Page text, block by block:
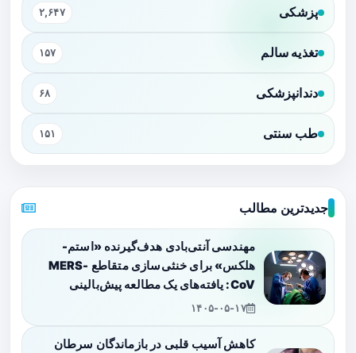
پزشکی ۲,۶۴۷
تغذیه سالم ۱۵۷
دندانپزشکی ۶۸
طب سنتی ۱۵۱
جدیدترین مطالب
مهندسی آنتی‌بادی هدف‌گیرنده «استم-
هلکس» برای خنثی‌سازی متقاطع MERS-
CoV: یافته‌های یک مطالعه پیش‌بالینی
۱۴۰۵-۰۵-۱۷
کاهش آسیب قلبی در بازماندگان سرطان